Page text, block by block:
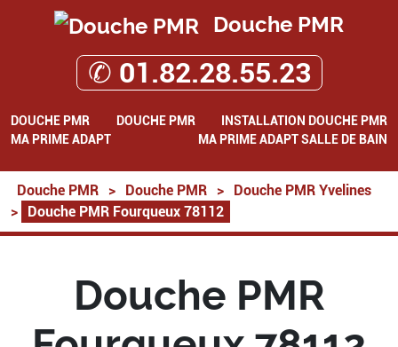
Douche PMR
✆ 01.82.28.55.23
DOUCHE PMR DOUCHE PMR
INSTALLATION DOUCHE PMR
MA PRIME ADAPT
MA PRIME ADAPT SALLE DE BAIN
Douche PMR > Douche PMR >
Douche PMR Yvelines
>
Douche PMR Fourqueux 78112
Douche PMR